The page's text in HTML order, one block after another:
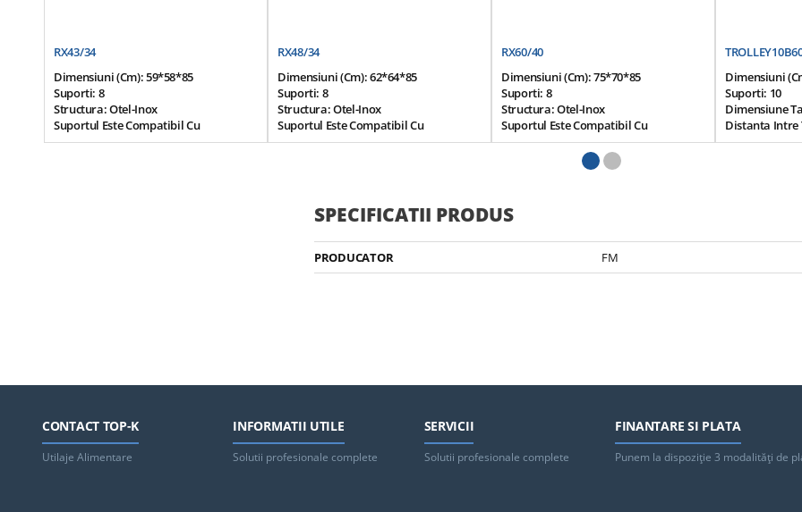
RX43/34
Dimensiuni (cm): 59*58*85
Suporti: 8
Structura: Otel-Inox
Suportul Este Compatibil Cu
Urmatoarele Cuptoare FM:
RX48/34
Dimensiuni (cm): 62*64*85
Suporti: 8
Structura: Otel-Inox
Suportul Este Compatibil Cu
Urmatoarele Cuptoare FM:
RX60/40
Dimensiuni (cm): 75*70*85
Suporti: 8
Structura: Otel-Inox
Suportul Este Compatibil Cu
Urmatoarele Cuptoare FM:
Cuptor Electric Patiserie Cu 4 Tavi
Cuptor Electric Patiserie Cu 4 Tavi
Dimensiuni
Suporti: 10
Dimensiune
Distanta Intre
Structura:
SPECIFICATII PRODUS
PRODUCATOR FM
CONTACT TOP-K
Utilaje Alimentare
INFORMATII UTILE
Solutii profesionale complete
SERVICII
Solutii profesionale complete
FINANTARE SI PLATA
Punem la dispoziţie 3 modalităţi de